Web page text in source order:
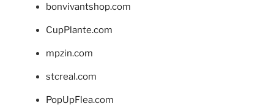
bonvivantshop.com
CupPlante.com
mpzin.com
stcreal.com
PopUpFlea.com